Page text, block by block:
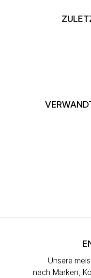
Unsere
nach Marken,